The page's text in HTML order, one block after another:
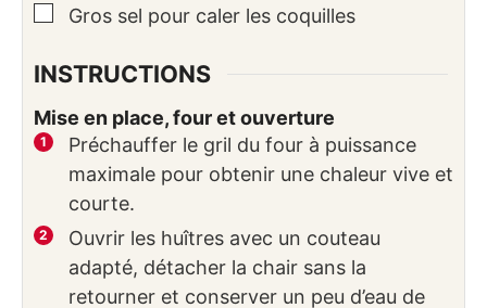
▢
Gros sel pour caler les coquilles
INSTRUCTIONS
Mise en place, four et ouverture
Préchauffer le gril du four à puissance
maximale pour obtenir une chaleur vive et
courte.
Ouvrir les huîtres avec un couteau
adapté, détacher la chair sans la
retourner et conserver un peu d’eau de